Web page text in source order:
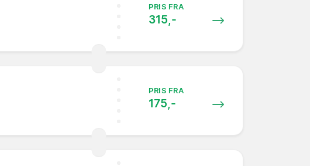
PRIS FRA
315,-
PRIS FRA
175,-